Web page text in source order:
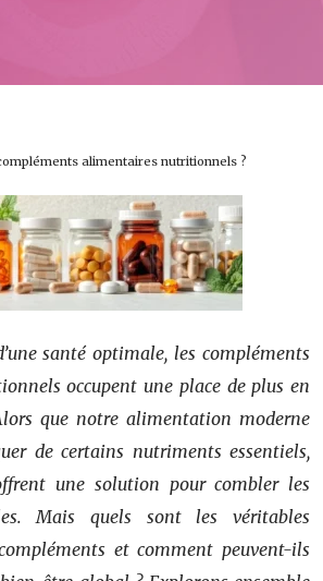
alimentaires nutritionnels ?
santé optimale, les compléments
occupent une place de plus en
que notre alimentation moderne
de certains nutriments essentiels,
une solution pour combler les
Mais quels sont les véritables
et comment peuvent-ils